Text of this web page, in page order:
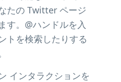
たの Twitter ページ
す。@ハンドルを入
トを検索したりする
インタラクションを